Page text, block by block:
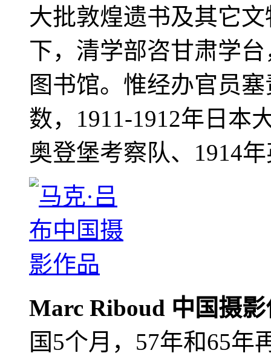
大批敦煌遗书及其它
下，清学部咨甘肃学
图书馆。惟经办官员
数，1911-1912年日本
奥登堡考察队、1914
Marc Riboud 中国摄
国5个月，57年和65年